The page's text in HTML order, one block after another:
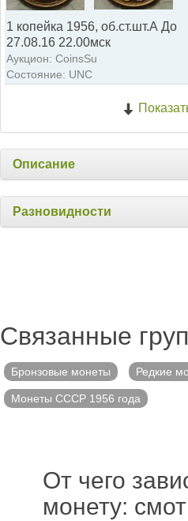
1 копейка 1956, об.ст.шт.А До
27.08.16 22.00мск
Аукцион: CoinsSu
Состояние: UNC
Описание
Разновидности
Связанные
Бронзовые монеты Редкие
Монеты СССР 1956 года
От чего
монету: